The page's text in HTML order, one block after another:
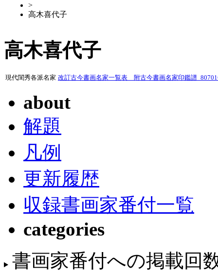
>
高木喜代子
高木喜代子
現代閨秀各派名家 改訂古今書画名家一覧表 附古今書画名家印鑑譜
about
解題
凡例
更新履歴
収録書画家番付一覧
categories
書画家番付への掲載回